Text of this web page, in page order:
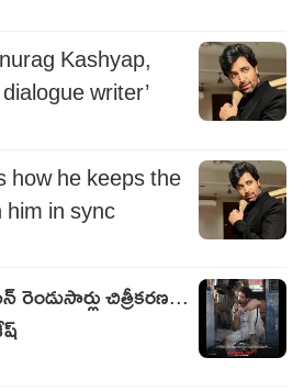
Kashyap,
writer’
how he keeps the
in sync
చిత్రీకరణ...